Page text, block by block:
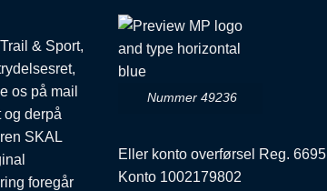
& Sport,
os på mail
og derpå
SKAL
foregår
Nummer 49236
Eller konto overførsel Reg. 6695
Konto 1002179802